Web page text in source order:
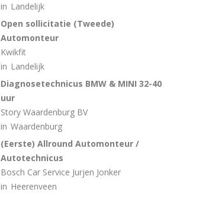
in Landelijk
Open sollicitatie (Tweede)
Automonteur
Kwikfit
in Landelijk
Diagnosetechnicus BMW & MINI 32-40
uur
Story Waardenburg BV
in Waardenburg
(Eerste) Allround Automonteur /
Autotechnicus
Bosch Car Service Jurjen Jonker
in Heerenveen